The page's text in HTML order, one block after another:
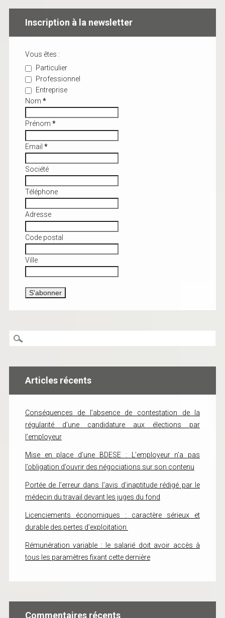
Inscription à la newsletter
Vous êtes :
Particulier
Professionnel
Entreprise
Nom *
Prénom *
Email *
Société
Téléphone
Adresse
Code postal
Ville
Articles récents
Conséquences de l’absence de contestation de la
régularité d’une candidature aux élections par
l’employeur
Mise en place d’une BDESE : L’employeur n’a pas
l’obligation d’ouvrir des négociations sur son contenu
Portée de l’erreur dans l’avis d’inaptitude rédigé par le
médecin du travail devant les juges du fond
Licenciements économiques : caractère sérieux et
durable des pertes d’exploitation
Rémunération variable : le salarié doit avoir accès à
tous les paramètres fixant cette dernière
Commentaires récents